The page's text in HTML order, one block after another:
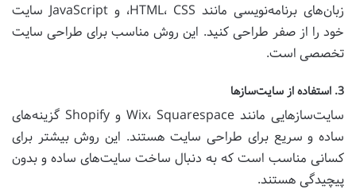
زبان‌های برنامه‌نویسی مانند HTML، CSS، و JavaScript سایت
خود را از صفر طراحی کنید. این روش مناسب برای طراحی سایت
تخصصی است.
3. استفاده از سایت‌سازها
سایت‌سازهایی مانند Wix، Squarespace و Shopify گزینه‌های
ساده و سریع برای طراحی سایت هستند. این روش بیشتر برای
کسانی مناسب است که به دنبال ساخت سایت‌های ساده و بدون
پیچیدگی هستند.